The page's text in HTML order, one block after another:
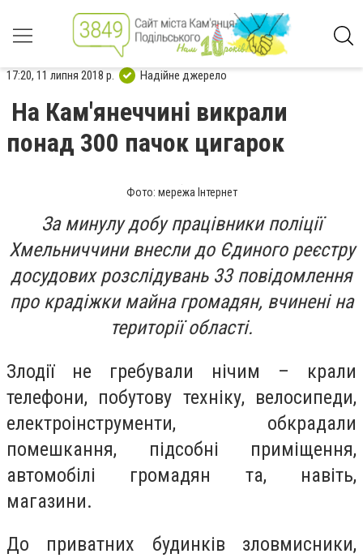
17:20, 11 липня 2018 р. Надійне джерело
На Кам'янеччині викрали
понад 300 пачок цигарок
Фото: мережа Інтернет
За минулу добу працівники поліції
Хмельниччини внесли до Єдиного реєстру
досудових розслідувань 33 повідомлення
про крадіжки майна громадян, вчинені на
території області.
Злодії не гребували нічим – крали
телефони, побутову техніку, велосипеди,
електроінструменти, обкрадали
помешкання, підсобні приміщення,
автомобілі громадян та, навіть,
магазини.
До приватних будинків зловмисники,